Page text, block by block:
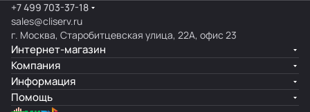
+7 499 703-37-18
sales@cliserv.ru
г. Москва, Старобитцевская улица, 22А, офис 23
Интернет-магазин
Компания
Информация
Помощь